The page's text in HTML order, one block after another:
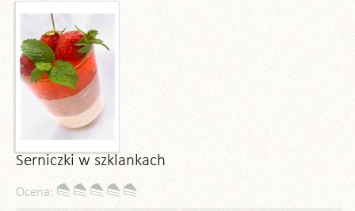
Serniczki w szklankach
Ocena: